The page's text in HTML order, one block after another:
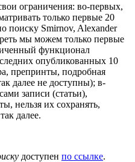
ограничения: во-первых,
только первые 20
поиску Smirnov, Alexander
мы можем только первые
функционал
опубликованных 10
препринты, подробная
далее не доступны); в-
записи (статьи),
нельзя их сохранять,
далее.
доступен по ссылке.